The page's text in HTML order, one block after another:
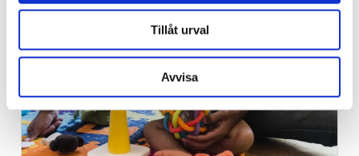
Tillåt urval
Avvisa